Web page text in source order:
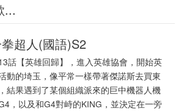
...
超人(國語)S2
話【英雄回歸】，進入英雄協會，開始英
動的埼玉，像平常一樣帶著傑諾斯去買東
結果遇到了某個組織派來的巨中機器人機
，以及和G4對峙的KING，並決定在一旁